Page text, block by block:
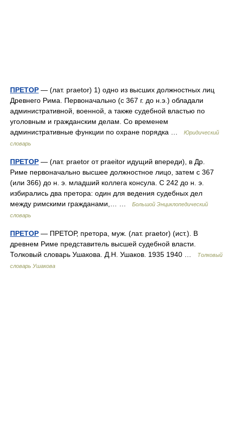
ПРЕТОР — (лат. praetor) 1) одно из высших должностных лиц
Древнего Рима. Первоначально (с 367 г. до н.э.) обладали
административной, военной, а также судебной властью по
уголовным и гражданским делам. Со временем
административные функции по охране порядка …
Юридический
словарь
ПРЕТОР — (лат. praetor от praeitor идущий впереди), в Др.
Риме первоначально высшее должностное лицо, затем с 367
(или 366) до н. э. младший коллега консула. С 242 до н. э.
избирались два претора: один для ведения судебных дел
между римскими гражданами,… …
Большой Энциклопедический
словарь
ПРЕТОР — ПРЕТОР, претора, муж. (лат. praetor) (ист.). В
древнем Риме представитель высшей судебной власти.
Толковый словарь Ушакова. Д.Н. Ушаков. 1935 1940 …
Толковый
словарь Ушакова